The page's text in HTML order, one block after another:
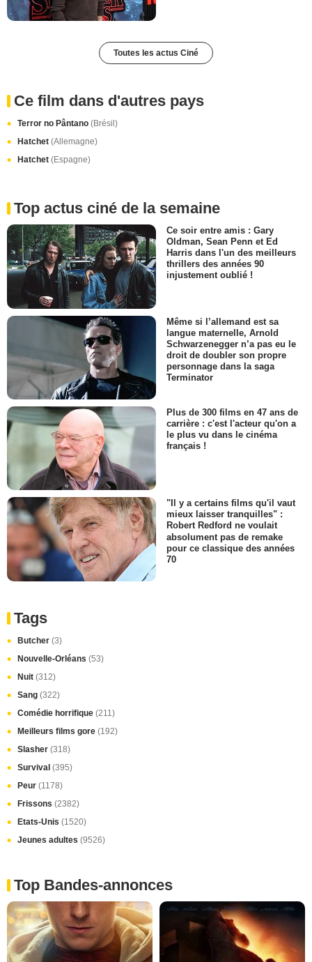
Toutes les actus Ciné
Ce film dans d'autres pays
Terror no Pântano (Brésil)
Hatchet (Allemagne)
Hatchet (Espagne)
Top actus ciné de la semaine
Ce soir entre amis : Gary
Oldman, Sean Penn et Ed
Harris dans l'un des meilleurs
thrillers des années 90
injustement oublié !
Même si l’allemand est sa
langue maternelle, Arnold
Schwarzenegger n’a pas eu le
droit de doubler son propre
personnage dans la saga
Terminator
Plus de 300 films en 47 ans de
carrière : c'est l'acteur qu'on a
le plus vu dans le cinéma
français !
"Il y a certains films qu'il vaut
mieux laisser tranquilles" :
Robert Redford ne voulait
absolument pas de remake
pour ce classique des années
70
Tags
Butcher (3)
Nouvelle-Orléans (53)
Nuit (312)
Sang (322)
Comédie horrifique (211)
Meilleurs films gore (192)
Slasher (318)
Survival (395)
Peur (1178)
Frissons (2382)
Etats-Unis (1520)
Jeunes adultes (9526)
Top Bandes-annonces